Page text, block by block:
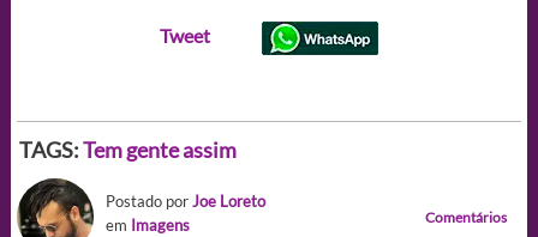
Tweet
TAGS:Tem gente assim
Postado porJoe Loreto
em Imagens Comentários